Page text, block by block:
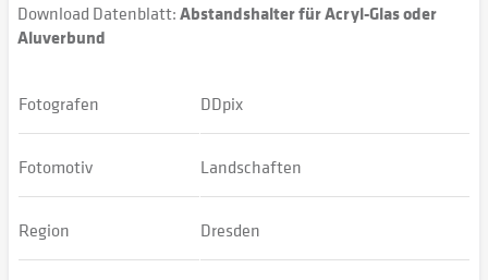
Download Datenblatt:Abstandshalter für Acryl-Glas oder
Aluverbund
Fotografen DDpix
Fotomotiv Landschaften
Region Dresden